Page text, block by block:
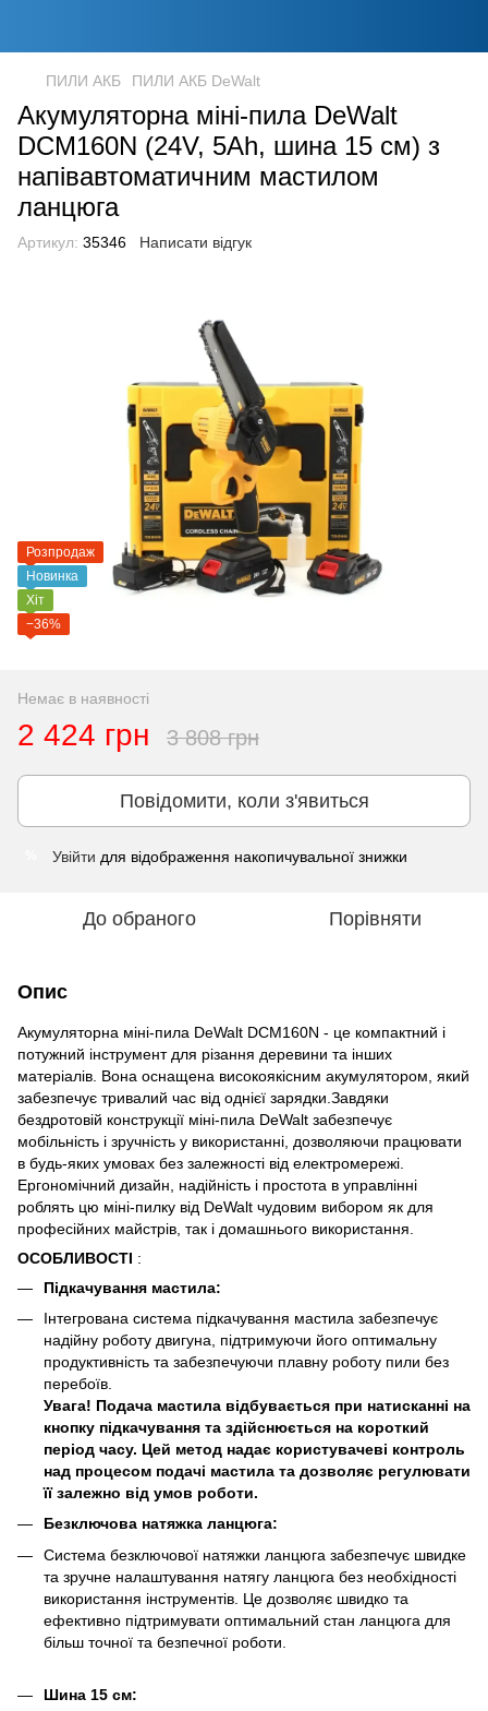
ПИЛИ АКБ ПИЛИ АКБ DeWalt
Акумуляторна міні-пила DeWalt
DCM160N (24V, 5Аh, шина 15 см) з
напівавтоматичним мастилом
ланцюга
Артикул: 35346 Написати відгук
Розпродаж
Новинка
Хіт
−36%
Немає в наявності
2 424 грн 3 808 грн
Повідомити, коли з'явиться
Увійти для відображення накопичувальної знижки
До обраного Порівняти
Опис
Акумуляторна міні-пила DeWalt DCM160N - це компактний і
потужний інструмент для різання деревини та інших
матеріалів. Вона оснащена високоякісним акумулятором, який
забезпечує тривалий час від однієї зарядки.Завдяки
бездротовій конструкції міні-пила DeWalt забезпечує
мобільність і зручність у використанні, дозволяючи працювати
в будь-яких умовах без залежності від електромережі.
Ергономічний дизайн, надійність і простота в управлінні
роблять цю міні-пилку від DeWalt чудовим вибором як для
професійних майстрів, так і домашнього використання.
ОСОБЛИВОСТІ :
Підкачування мастила:
Інтегрована система підкачування мастила забезпечує
надійну роботу двигуна, підтримуючи його оптимальну
продуктивність та забезпечуючи плавну роботу пили без
перебоїв.
Увага! Подача мастила відбувається при натисканні на
кнопку підкачування та здійснюється на короткий
період часу. Цей метод надає користувачеві контроль
над процесом подачі мастила та дозволяє регулювати
її залежно від умов роботи.
Безключова натяжка ланцюга:
Система безключової натяжки ланцюга забезпечує швидке
та зручне налаштування натягу ланцюга без необхідності
використання інструментів. Це дозволяє швидко та
ефективно підтримувати оптимальний стан ланцюга для
більш точної та безпечної роботи.
Шина 15 см: